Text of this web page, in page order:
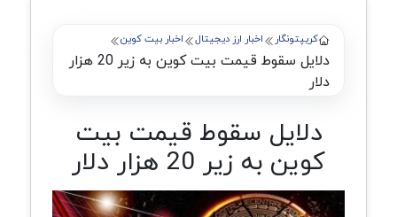
کریپتونگار اخبار ارز دیجیتال اخبار بیت کوین
دلایل سقوط قیمت بیت کوین به زیر 20 هزار
دلار
دلایل سقوط قیمت بیت
کوین به زیر 20 هزار دلار